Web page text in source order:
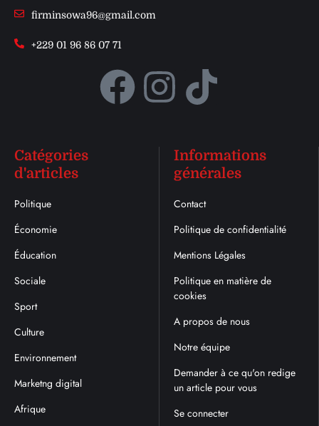
firminsowa96@gmail.com
+229 01 96 86 07 71
Catégories
d'articles
Politique
Économie
Éducation
Sociale
Sport
Culture
Environnement
Marketng digital
Afrique
Informations
générales
Contact
Politique de confidentialité
Mentions Légales
Politique en matière de
cookies
A propos de nous
Notre équipe
Demander à ce qu'on redige
un article pour vous
Se connecter